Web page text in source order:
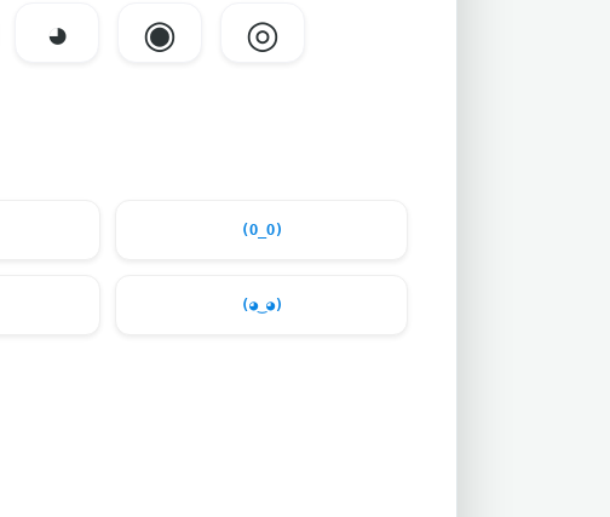
◕ ◉ ◎
(O_O)
(◕‿◕)